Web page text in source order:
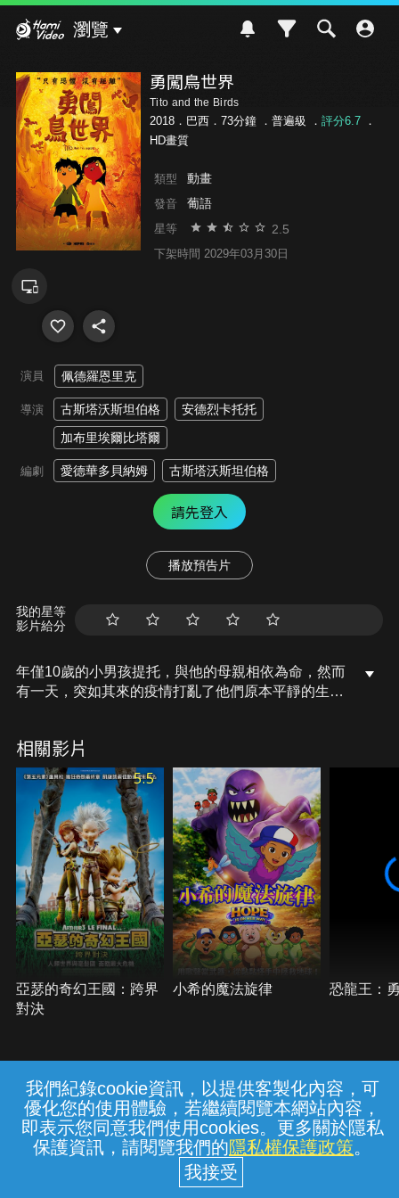
我們紀錄cookie資訊，以提供客製化內容，可
優化您的使用體驗，若繼續閱覽本網站內容，
即表示您同意我們使用cookies。更多關於隱私
保護資訊，請閱覽我們的隱私權保護政策。
瀏覽
勇闖鳥世界
Tito and the Birds
2018．巴西．73分鐘 ． 普遍級 ． 評分6.7．
HD畫質
類型 動畫
發音 葡語
星等 2.5
下架時間 2029年03月30日
演員 佩德羅恩里克
導演 古斯塔沃斯坦伯格
安德烈卡托托
加布里埃爾比塔爾
編劇 愛德華多貝納姆 古斯塔沃斯坦伯格
請先登入
播放預告片
我的星等
影片給分
年僅10歲的小男孩提托，與他的母親相依為命，然而
有一天，突如其來的疫情打亂了他們原本平靜的生
蹤後，小男孩提托決定踏上尋找「解藥」的旅程，他
能戰勝看不見的「恐懼」嗎?
相關影片
5.5
亞瑟的奇幻王國：跨界
對決
小希的魔法旋律 恐龍王：
常見問題 線上客服 服務條款 隱私權保護
中華電信股份有限公司個人家庭分公司
(統一編號：96979949) © 2026
{{notifyMsg}}